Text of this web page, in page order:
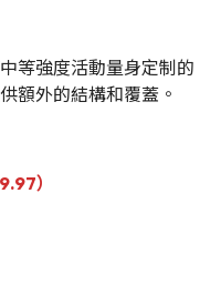
等強度活動量身定制的
額外的結構和覆蓋。
）